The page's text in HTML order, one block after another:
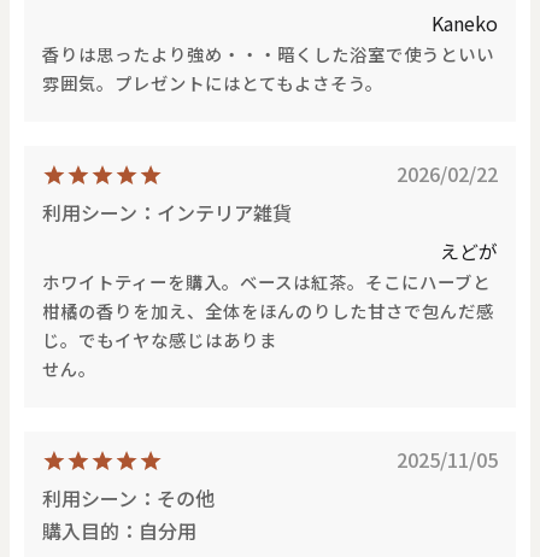
Kaneko
香りは思ったより強め・・・暗くした浴室で使うといい
雰囲気。プレゼントにはとてもよさそう。
2026/02/22
利用シーン：インテリア雑貨
えどが
ホワイトティーを購入。ベースは紅茶。そこにハーブと
柑橘の香りを加え、全体をほんのりした甘さで包んだ感
じ。でもイヤな感じはありま
せん。
2025/11/05
利用シーン：その他
購入目的：自分用